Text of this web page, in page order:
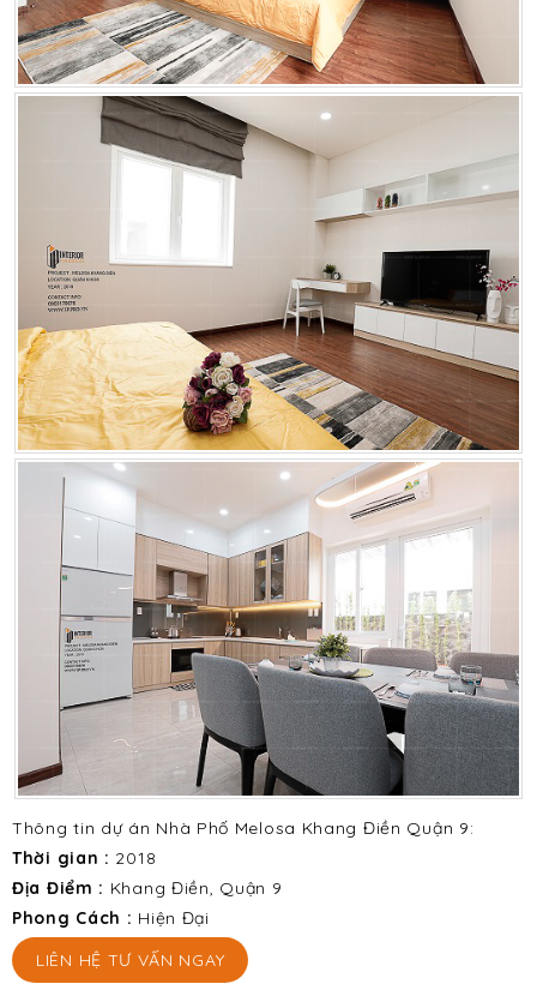
Thông tin dự án Nhà Phố Melosa Khang Điền Quận 9:
Thời gian : 2018
Địa Điểm : Khang Điền, Quận 9
Phong Cách : Hiện Đại
LIÊN HỆ TƯ VẤN NGAY